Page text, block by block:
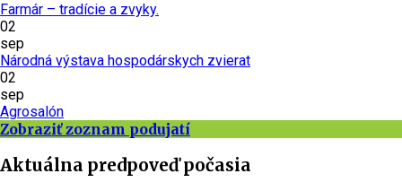
Farmár – tradície a zvyky.
02
sep
Národná výstava hospodárskych zvierat
02
sep
Agrosalón
Zobraziť zoznam podujatí
Aktuálna predpoveď počasia